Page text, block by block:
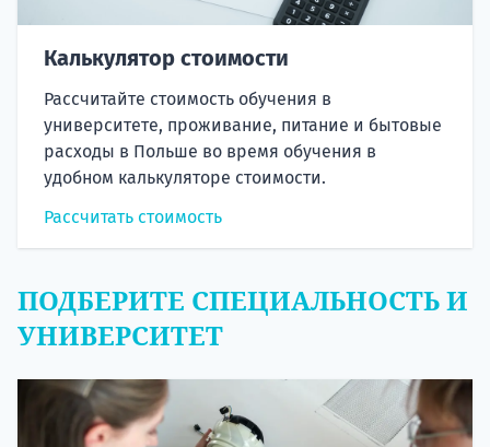
Калькулятор стоимости
Рассчитайте стоимость обучения в
университете, проживание, питание и бытовые
расходы в Польше во время обучения в
удобном калькуляторе стоимости.
Рассчитать стоимость
ПОДБЕРИТЕ СПЕЦИАЛЬНОСТЬ И
УНИВЕРСИТЕТ